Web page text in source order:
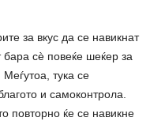
за вкус да се навикнат
бара сѐ повеќе шеќер за
Меѓутоа, тука се
и самоконтрола.
повторно ќе се навикне